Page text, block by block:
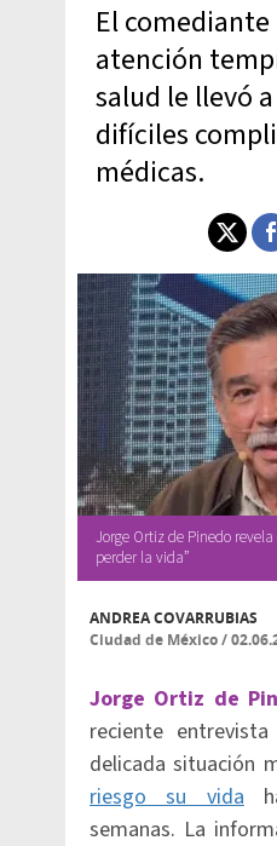
El
atención
salud le llevó
difíciles
médicas.
Jorge Ortiz de Pinedo
perder la vida”
ANDREA COVARRUBIAS
Ciudad de México/
Jorge Ortiz de
reciente
delicada situación
riesgo su vida
semanas. La